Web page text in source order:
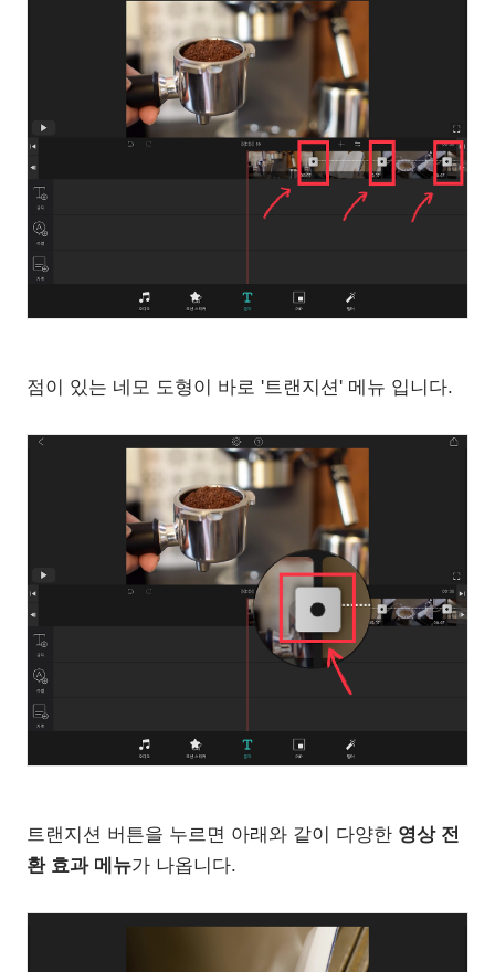
점이 있는 네모 도형이 바로 '트랜지션' 메뉴 입니다.
트랜지션 버튼을 누르면 아래와 같이 다양한 영상 전
환 효과 메뉴가 나옵니다.